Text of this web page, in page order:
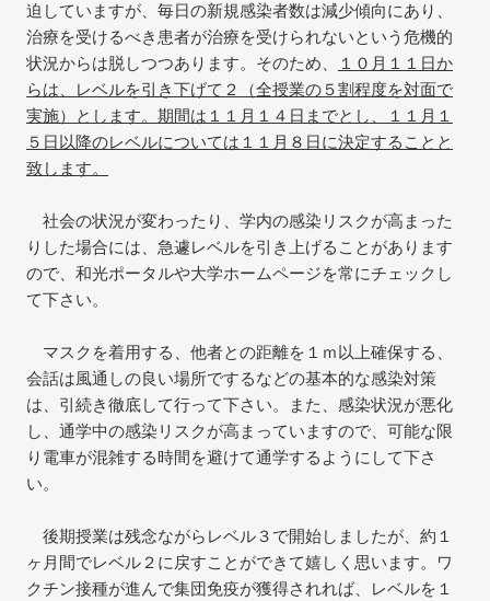
迫していますが、毎日の新規感染者数は減少傾向にあり、
治療を受けるべき患者が治療を受けられないという危機的
状況からは脱しつつあります。そのため、
１０月１１日か
らは、レベルを引き下げて２（全授業の５割程度を対面で
実施）とします。期間は１１月１４日までとし、１１月１
５日以降のレベルについては１１月８日に決定することと
致します。
社会の状況が変わったり、学内の感染リスクが高まった
りした場合には、急遽レベルを引き上げることがあります
ので、和光ポータルや大学ホームページを常にチェックし
て下さい。
マスクを着用する、他者との距離を１ｍ以上確保する、
会話は風通しの良い場所でするなどの基本的な感染対策
は、引続き徹底して行って下さい。また、感染状況が悪化
し、通学中の感染リスクが高まっていますので、可能な限
り電車が混雑する時間を避けて通学するようにして下さ
い。
後期授業は残念ながらレベル３で開始しましたが、約１
ヶ月間でレベル２に戻すことができて嬉しく思います。ワ
クチン接種が進んで集団免疫が獲得されれば、レベルを１